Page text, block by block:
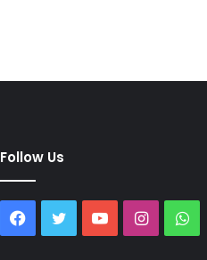
Follow Us
Facebook
TwitterYouTube